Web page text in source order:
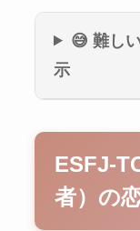
😅 難し
示
ESFJ-
者）の